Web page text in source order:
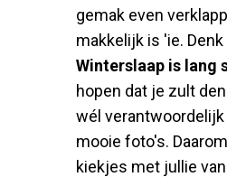
gemak even
makkelijk is 'ie.
Winterslaap is lang
hopen dat je zult
wél
mooie foto's.
kiekjes met jullie